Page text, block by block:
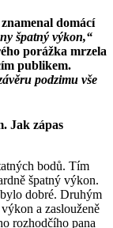
domácí
špatný výkon,“
porážka mrzela
publikem.
podzimu vše
Jak zápas
bodů. Tím
špatný výkon.
dobré. Druhým
a zaslouženě
rozhodčího pana